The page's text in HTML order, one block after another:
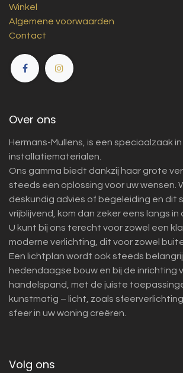
Winkel
Algemene voorwaarden
Contact
Over ons
Hermans-Mullens, is een speciaalzaak
installatiematerialen.
Ons gamma biedt dankzij haar grote
steeds een oplossing voor uw wensen.
deskundig advies of begeleiding en dit
vrijblijvend, kom dan zeker eens langs in
U kunt bij ons terecht voor zowel een
moderne verlichting, dit voor zowel
Een lichtplan wordt ook steeds
hedendaagse bouw en bij de inrichting
handelspand, met de juiste
kunstmatig – licht, zoals
sfeer in uw woning creëren.
Volg ons